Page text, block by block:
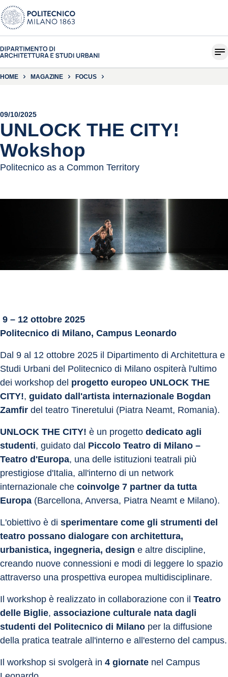
HOME MAGAZINE FOCUS
09/10/2025
UNLOCK THE CITY!
Wokshop
Politecnico as a Common Territory
9 – 12 ottobre 2025
Politecnico di Milano, Campus Leonardo
Dal 9 al 12 ottobre 2025 il Dipartimento di Architettura e
Studi Urbani del Politecnico di Milano ospiterà l'ultimo
dei workshop del progetto europeo UNLOCK THE
CITY!, guidato dall'artista internazionale Bogdan
Zamfir del teatro Tineretului (Piatra Neamt, Romania).
UNLOCK THE CITY! è un progetto dedicato agli
studenti, guidato dal Piccolo Teatro di Milano –
Teatro d'Europa, una delle istituzioni teatrali più
prestigiose d'Italia, all'interno di un network
internazionale che coinvolge 7 partner da tutta
Europa (Barcellona, Anversa, Piatra Neamt e Milano).
L'obiettivo è di sperimentare come gli strumenti del
teatro possano dialogare con architettura,
urbanistica, ingegneria, design e altre discipline,
creando nuove connessioni e modi di leggere lo spazio
attraverso una prospettiva europea multidisciplinare.
Il workshop è realizzato in collaborazione con il Teatro
delle Biglie, associazione culturale nata dagli
studenti del Politecnico di Milano per la diffusione
della pratica teatrale all'interno e all'esterno del campus.
Il workshop si svolgerà in 4 giornate nel Campus